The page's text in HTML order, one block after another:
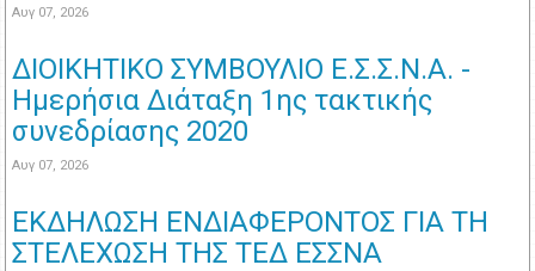
Αυγ 07, 2026
ΔΙΟΙΚΗΤΙΚΟ ΣΥΜΒΟΥΛΙΟ Ε.Σ.Σ.Ν.Α. -
Ημερήσια Διάταξη 1ης τακτικής
συνεδρίασης 2020
Αυγ 07, 2026
ΕΚΔΗΛΩΣΗ ΕΝΔΙΑΦΕΡΟΝΤΟΣ ΓΙΑ ΤΗ
ΣΤΕΛΕΧΩΣΗ ΤΗΣ ΤΕΔ ΕΣΣΝΑ